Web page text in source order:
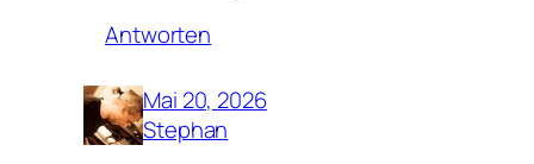
Antworten
Mai 20, 2026
Stephan